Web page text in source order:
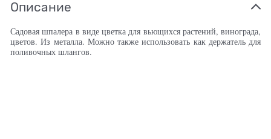
Описание
Садовая шпалера в виде цветка для вьющихся растений, винограда,
цветов. Из металла. Можно также использовать как держатель для
поливочных шлангов.